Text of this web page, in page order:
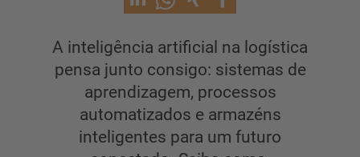
A inteligência artificial na logística
pensa junto consigo: sistemas de
aprendizagem, processos
automatizados e armazéns
inteligentes para um futuro
Estante cantilever com telhado
Estante cantilever simple face
Estante cantilever de dupla face
Estante cantilever para cargas pesadas
Estantes cantilever móveis